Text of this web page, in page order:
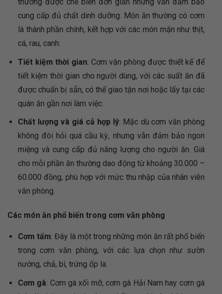
cung cấp đủ chất dinh dưỡng. Món ăn thường có cơm
là thành phần chính, kết hợp với các món mặn như thịt,
cá, rau, canh.
Tiết kiệm thời gian: Cơm văn phòng được thiết kế để
tiết kiệm thời gian cho người dùng, với các suất ăn đã
được chuẩn bị sẵn, có thể giao tận nơi hoặc lấy tại các
quán ăn gần nơi làm việc.
Chất lượng và giá cả hợp lý: Mặc dù cơm văn phòng
không đòi hỏi quá cầu kỳ, nhưng vẫn đảm bảo ngon
miệng và cung cấp đủ năng lượng cho người ăn. Giá
cho mỗi phần ăn thường dao động từ khoảng 30.000 –
60.000 đồng, phù hợp với mức thu nhập của nhân viên
văn phòng.
Các món ăn phổ biến trong cơm văn phòng
Cơm tấm: Đây là một trong những món ăn rất phổ biến
trong cơm văn phòng, với các lựa chọn như sườn
nướng, chả, bì, trứng ốp la.
Cơm gà: Cơm gà xối mỡ, cơm gà Hải Nam hay cơm gà